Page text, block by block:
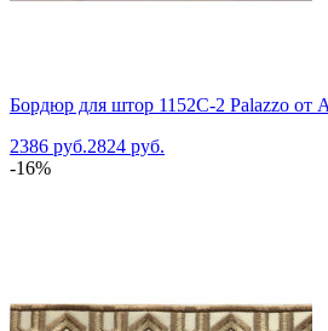
Бордюр для штор 1152C-2 Palazzo от
2386 руб.2824 руб.
-16%